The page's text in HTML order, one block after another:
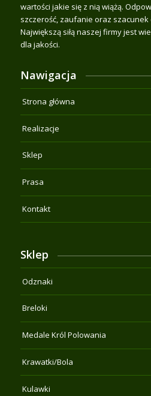
wartości jakie się z nią wiążą.
szczerość, zaufanie oraz szacunek
Największą siłą naszej firmy jest
dla jakości.
Nawigacja
Strona główna
Realizacje
Sklep
Prasa
Kontakt
Sklep
Odznaki
Breloki
Medale Król Polowania
Krawatki/Bola
Kulawki